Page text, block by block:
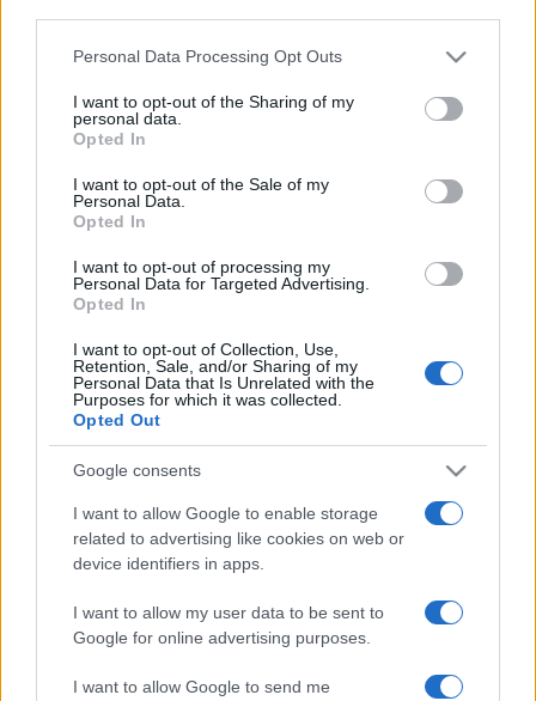
Please note that this website/app uses one or more Google
not limited to your visit or usage behaviour. You may click to
grant or deny consent to Google and its third-party tags to
use your data for below specified purposes in below Google
consent section.
Personal Data Processing Opt Outs
I want to opt-out of the Sharing of my
personal data.
Opted In
I want to opt-out of the Sale of my
Personal Data.
Opted In
I want to opt-out of processing my
Personal Data for Targeted Advertising.
Opted In
I want to opt-out of Collection, Use,
Retention, Sale, and/or Sharing of my
Personal Data that Is Unrelated with the
Purposes for which it was collected.
Opted Out
Google consents
I want to allow Google to enable storage
related to advertising like cookies on web or
device identifiers in apps.
I want to allow my user data to be sent to
Google for online advertising purposes.
I want to allow Google to send me
krónikájavagy az1Q84(Ezerkülöncszáznyolcvannégy).
publikált, ezek közül a
Férfiak nő
magyarul is megjelent.
Nevét évek óta emlegetik a Nobel-díj várományosai között,
irodalmi díjakat azonban igen: 2006-ban Franz Kafka-, 2009-
ben Jeruzsálem-, 2015-ben Hans Christian Andersen
irodalmi díjjal jutalmazták.
Nyitókép: Murakami Haruki japán író és műfordító. Fotó:
MURAKAMI HARUKI REGÉNY VILÁG VILÁGIRODALOM